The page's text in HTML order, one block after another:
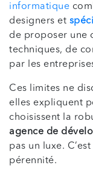
informatique
designers et
de proposer une
techniques, de
par les
Ces limites ne
elles expliquent
choisissent la
agence de
pas un luxe.
pérennité.